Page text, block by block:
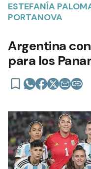
ESTEFANÍA
PORTANOVA
Argentina
para los